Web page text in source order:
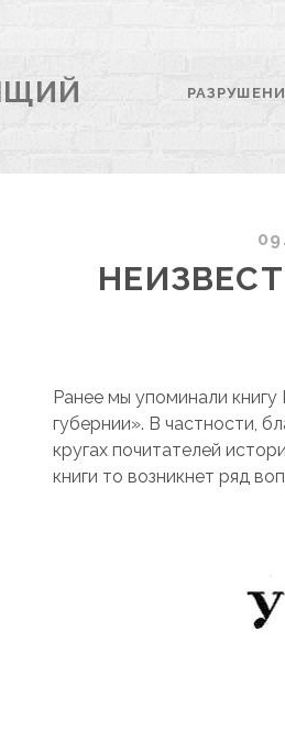
Ранее мы упоминали
губернии». В частности,
кругах почитателей
книги то возникнет ряд